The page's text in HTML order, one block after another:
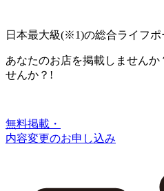
日本最大級(※1)の総合ライフポ
あなたのお店を掲載しませんか
せんか？!
無料掲載・
内容変更のお申し込み